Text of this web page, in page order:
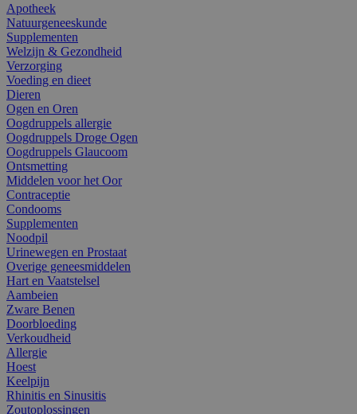
Apotheek
Natuurgeneeskunde
Supplementen
Welzijn & Gezondheid
Verzorging
Voeding en dieet
Dieren
Ogen en Oren
Oogdruppels allergie
Oogdruppels Droge Ogen
Oogdruppels Glaucoom
Ontsmetting
Middelen voor het Oor
Contraceptie
Condooms
Supplementen
Noodpil
Urinewegen en Prostaat
Overige geneesmiddelen
Hart en Vaatstelsel
Aambeien
Zware Benen
Doorbloeding
Verkoudheid
Allergie
Hoest
Keelpijn
Rhinitis en Sinusitis
Zoutoplossingen